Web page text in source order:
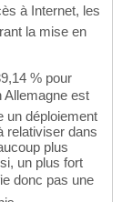
à Internet, les
la mise en
% pour
Allemagne est
un déploiement
relativiser dans
plus
un plus fort
donc pas une